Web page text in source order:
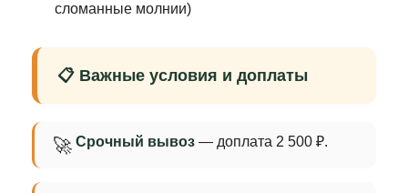
сломанные молнии)
📋 Важные условия и доплаты
🚀 Срочный вывоз — доплата 2 500 ₽.